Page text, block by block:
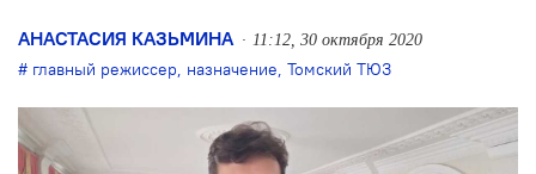
АНАСТАСИЯ КАЗЬМИНА 11:12, 30 октября 2020
главный режиссер, назначение, Томский ТЮЗ